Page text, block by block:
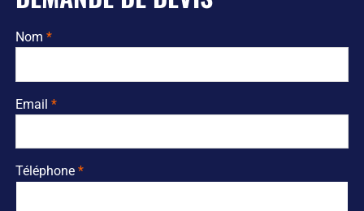
Nom
Email
Téléphone